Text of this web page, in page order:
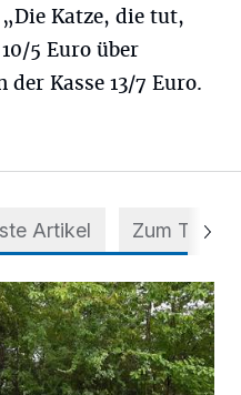
Katze, die tut,
5 Euro über
Kasse 13/7 Euro.
Artikel Zum Thema